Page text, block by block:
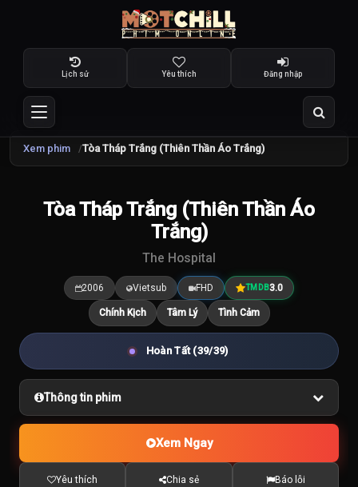
Lịch sử Yêu thích Đăng nhập
Xem phim Tòa Tháp Trắng (Thiên Thần Áo Trắng)
3.0 /10
Tòa Tháp Trắng (Thiên Thần Áo
Trắng)
The Hospital
2006 Vietsub FHD TMDB3.0
Chính Kịch Tâm Lý Tình Cảm
Hoàn Tất (39/39)
Thông tin phim
Xem Ngay
Yêu thích Chia sẻ Báo lỗi